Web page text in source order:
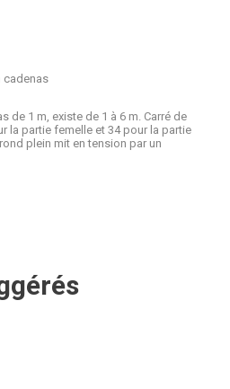
cadenas
de 1 m, existe de 1 à 6 m. Carré de
la partie femelle et 34 pour la partie
plein mit en tension par un